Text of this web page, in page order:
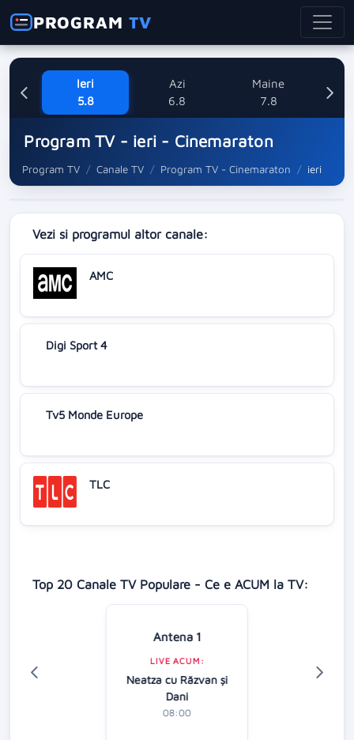
PROGRAMTV
Ieri
5.8
Azi
6.8
Maine
7.8
Program TV - ieri - Cinemaraton
Program TV Canale TV Program TV - Cinemaraton ieri
Vezi si programul altor canale:
AMC
Digi Sport 4
Tv5 Monde Europe
TLC
Top 20 Canale TV Populare - Ce e ACUM la TV:
Antena 1
LIVE ACUM:
Neatza cu Răzvan şi
Dani
08:00